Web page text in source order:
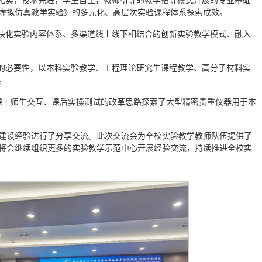
仿真教学实验》的多元化、高层次实验课程体系探索成效。
实验内容体系、多渠道线上线下相结合的创新实验教学模式、融入
要性，以本科实验教学、工程理论研究生课程教学、高分子材料实
师生交互、课后实操测试的改革思路探索了大型精密贵重仪器用于本
经验进行了分享交流。此次交流会为全校实验教学教师队伍提供了
继续组织更多的实验教学示范中心开展经验交流，持续推进全校实